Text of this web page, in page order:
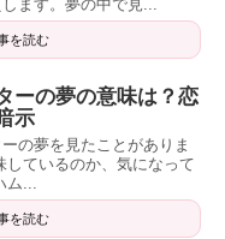
ます。夢の中で見...
を読む
ーの夢の意味は？恋
示
の夢を見たことがありま
ているのか、気になって
...
を読む